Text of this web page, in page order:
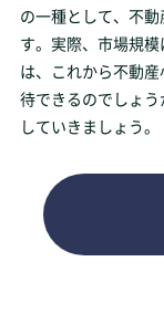
の一種として、不
す。実際、市場規
は、これから不動
待できるのでしょ
していきましょう。